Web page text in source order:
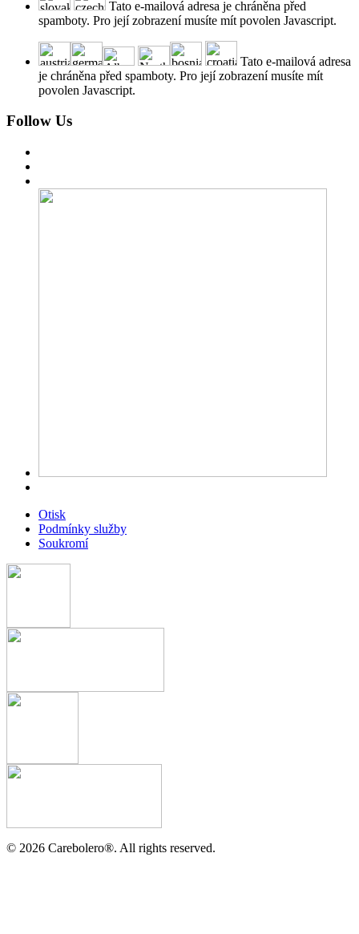
Tato e-mailová adresa je chráněna před
spamboty. Pro její zobrazení musíte mít povolen Javascript.
Tato e-mailová adresa
je chráněna před spamboty. Pro její zobrazení musíte mít
povolen Javascript.
Follow Us
Otisk
Podmínky služby
Soukromí
© 2026 Carebolero®. All rights reserved.